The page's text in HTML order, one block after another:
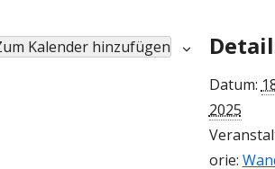
Kalender hinzufügen
Datum:
2025
orie: